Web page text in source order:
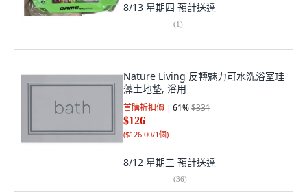
8/13 星期四 預計送達
(1)
Nature Living 反轉魅力可水洗浴室珪
藻土地墊, 浴用
首購折扣價 61%$331
$126
($126.00/1個)
8/12 星期三 預計送達
(36)